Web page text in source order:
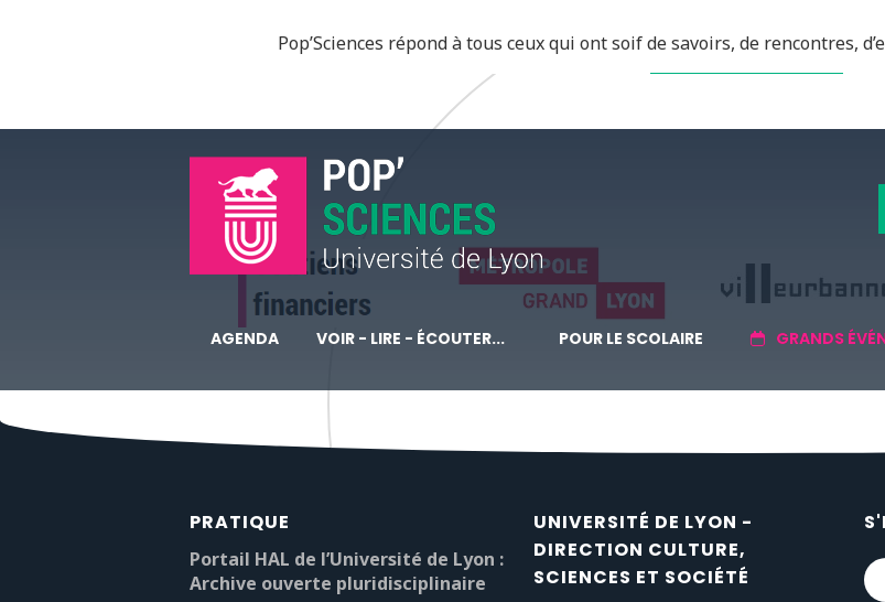
Pop’Sciences répond à tous ceux qui ont soif de savoirs, de rencontres,
AGENDA VOIR - LIRE - ÉCOUTER... POUR LE SCOLAIRE GRANDS
PRATIQUE
Portail HAL de l’Université de Lyon :
Archive ouverte pluridisciplinaire
UNIVERSITÉ DE LYON -
DIRECTION CULTURE,
SCIENCES ET SOCIÉTÉ